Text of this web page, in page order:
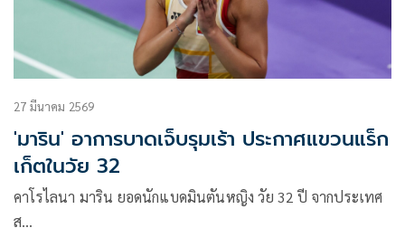
27 มีนาคม 2569
'มาริน' อาการบาดเจ็บรุมเร้า ประกาศแขวนแร็ก
เก็ตในวัย 32
คาโรไลนา มาริน ยอดนักแบดมินตันหญิง วัย 32 ปี จากประเทศ
ส…